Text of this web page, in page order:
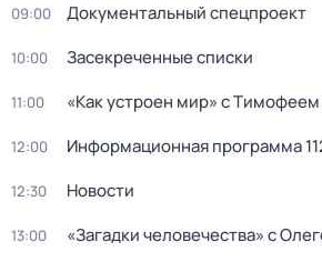
09:00 Документальный спецпроект
10:00 Зacекрeченные cписки
11:00 «Как устроен мир» с
12:00 Информационная программа
12:30 Новости
13:00 «Загадки человечества» с